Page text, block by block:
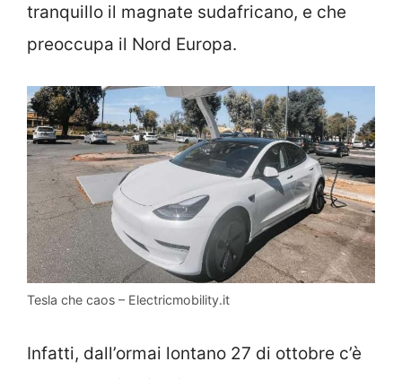
tranquillo il magnate sudafricano, e che
preoccupa il Nord Europa.
Tesla che caos – Electricmobility.it
Infatti, dall’ormai lontano 27 di ottobre c’è